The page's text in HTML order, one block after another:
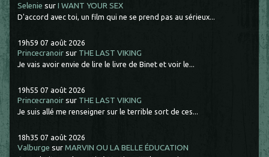
Selenie surI WANT YOUR SEX
D'accord avec toi, un film qui ne se prend pas au sérieux...
19h59 07 août 2026
Princecranoir sur THE LAST VIKING
Je vais avoir envie de lire le livre de Binet et voir le...
19h55 07 août 2026
Princecranoir sur THE LAST VIKING
Je suis allé me renseigner sur le terrible sort de ces...
18h35 07 août 2026
Valburge surMARVIN OU LA BELLE ÉDUCATION